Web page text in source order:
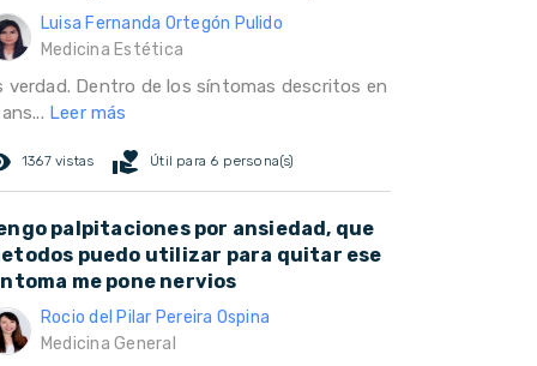
Luisa Fernanda Ortegón Pulido
Medicina Estética
verdad. Dentro de los síntomas descritos en
Leer más
1367 vistas volunteer_activism Útil para 6 persona(s)
palpitaciones por ansiedad, que
puedo utilizar para quitar ese
me pone nervios
Rocio del Pilar Pereira Ospina
Medicina General